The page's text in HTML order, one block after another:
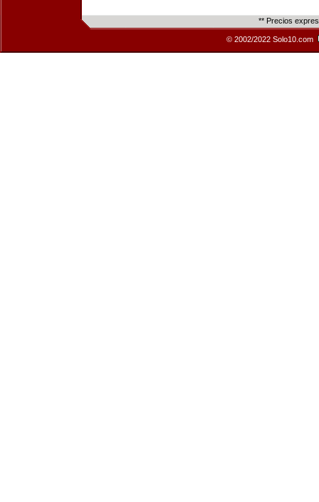
** Precios
© 2002/2022 Solo10.com